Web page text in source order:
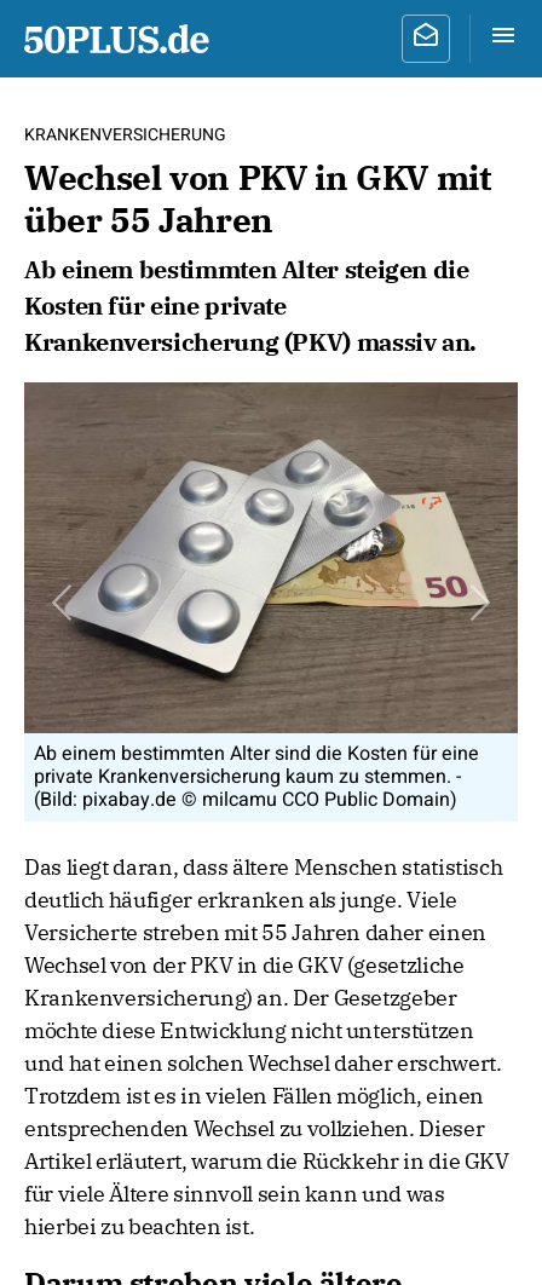
KRANKENVERSICHERUNG
Wechsel von PKV in GKV mit
über 55 Jahren
Ab einem bestimmten Alter steigen die
Kosten für eine private
Krankenversicherung (PKV) massiv an.
eine
-
Unter bestimmten Umständen ist ein Wechsel
PKV in die GKV für ältere Menschen möglich. -
pixabay.de © Michael Schwarzenberger CCO
Vorheriges Bild
Das liegt daran, dass ältere Menschen statistisch
deutlich häufiger erkranken als junge. Viele
Versicherte streben mit 55 Jahren daher einen
Wechsel von der PKV in die GKV (gesetzliche
Krankenversicherung) an. Der Gesetzgeber
möchte diese Entwicklung nicht unterstützen
und hat einen solchen Wechsel daher erschwert.
Trotzdem ist es in vielen Fällen möglich, einen
entsprechenden Wechsel zu vollziehen. Dieser
Artikel erläutert, warum die Rückkehr in die GKV
für viele Ältere sinnvoll sein kann und was